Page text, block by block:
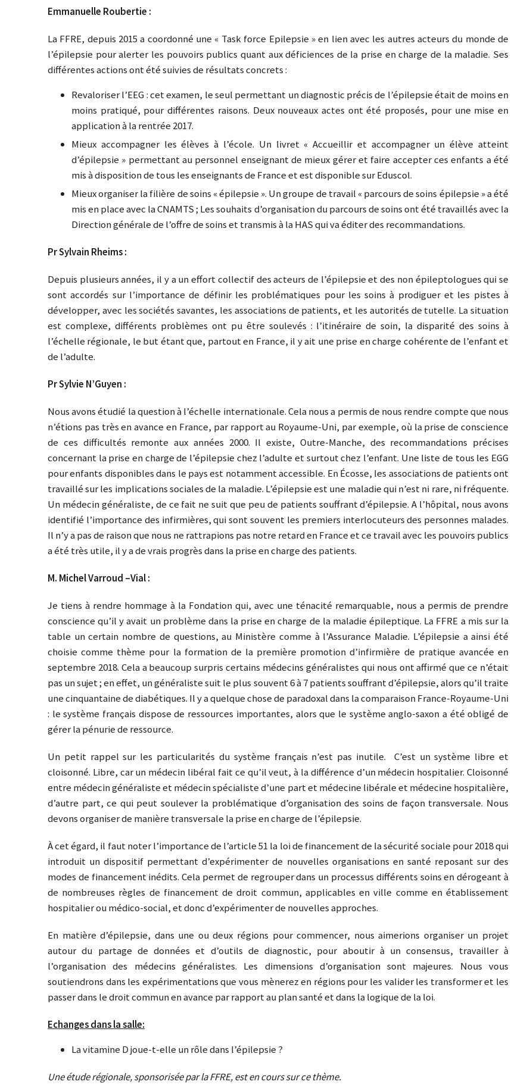
Emmanuelle Roubertie :
La FFRE, depuis 2015 a coordonné une « Task force Epilepsie » en lien avec les autres acteurs du monde de
l’épilepsie pour alerter les pouvoirs publics quant aux déficiences de la prise en charge de la maladie. Ses
différentes actions ont été suivies de résultats concrets :
Revaloriser l’EEG : cet examen, le seul permettant un diagnostic précis de l’épilepsie était de moins en
moins pratiqué, pour différentes raisons. Deux nouveaux actes ont été proposés, pour une mise en
application à la rentrée 2017.
Mieux accompagner les élèves à l’école. Un livret « Accueillir et accompagner un élève atteint
d’épilepsie » permettant au personnel enseignant de mieux gérer et faire accepter ces enfants a été
mis à disposition de tous les enseignants de France et est disponible sur Eduscol.
Mieux organiser la filière de soins « épilepsie ». Un groupe de travail « parcours de soins épilepsie » a été
mis en place avec la CNAMTS ; Les souhaits d’organisation du parcours de soins ont été travaillés avec la
Direction générale de l’offre de soins et transmis à la HAS qui va éditer des recommandations.
Pr Sylvain Rheims :
Depuis plusieurs années, il y a un effort collectif des acteurs de l’épilepsie et des non épileptologues qui se
sont accordés sur l’importance de définir les problématiques pour les soins à prodiguer et les pistes à
développer, avec les sociétés savantes, les associations de patients, et les autorités de tutelle. La situation
est complexe, différents problèmes ont pu être soulevés : l’itinéraire de soin, la disparité des soins à
l’échelle régionale, le but étant que, partout en France, il y ait une prise en charge cohérente de l’enfant et
de l’adulte.
Pr Sylvie N’Guyen :
Nous avons étudié la question à l’échelle internationale. Cela nous a permis de nous rendre compte que nous
n’étions pas très en avance en France, par rapport au Royaume-Uni, par exemple, où la prise de conscience
de ces difficultés remonte aux années 2000. Il existe, Outre-Manche, des recommandations précises
concernant la prise en charge de l’épilepsie chez l’adulte et surtout chez l’enfant. Une liste de tous les EGG
pour enfants disponibles dans le pays est notamment accessible. En Écosse, les associations de patients ont
travaillé sur les implications sociales de la maladie. L’épilepsie est une maladie qui n’est ni rare, ni fréquente.
Un médecin généraliste, de ce fait ne suit que peu de patients souffrant d’épilepsie. A l’hôpital, nous avons
identifié l’importance des infirmières, qui sont souvent les premiers interlocuteurs des personnes malades.
Il n’y a pas de raison que nous ne rattrapions pas notre retard en France et ce travail avec les pouvoirs publics
a été très utile, il y a de vrais progrès dans la prise en charge des patients.
M. Michel Varroud –Vial :
Je tiens à rendre hommage à la Fondation qui, avec une ténacité remarquable, nous a permis de prendre
conscience qu’il y avait un problème dans la prise en charge de la maladie épileptique. La FFRE a mis sur la
table un certain nombre de questions, au Ministère comme à l’Assurance Maladie. L’épilepsie a ainsi été
choisie comme thème pour la formation de la première promotion d’infirmière de pratique avancée en
septembre 2018. Cela a beaucoup surpris certains médecins généralistes qui nous ont affirmé que ce n’était
pas un sujet ; en effet, un généraliste suit le plus souvent 6 à 7 patients souffrant d’épilepsie, alors qu’il traite
une cinquantaine de diabétiques. Il y a quelque chose de paradoxal dans la comparaison France-Royaume-Uni
: le système français dispose de ressources importantes, alors que le système anglo-saxon a été obligé de
gérer la pénurie de ressource.
Un petit rappel sur les particularités du système français n’est pas inutile. C’est un système libre et
cloisonné. Libre, car un médecin libéral fait ce qu’il veut, à la différence d’un médecin hospitalier. Cloisonné
entre médecin généraliste et médecin spécialiste d’une part et médecine libérale et médecine hospitalière,
d’autre part, ce qui peut soulever la problématique d’organisation des soins de façon transversale. Nous
devons organiser de manière transversale la prise en charge de l’épilepsie.
À cet égard, il faut noter l’importance de l’article 51 la loi de financement de la sécurité sociale pour 2018 qui
introduit un dispositif permettant d’expérimenter de nouvelles organisations en santé reposant sur des
modes de financement inédits. Cela permet de regrouper dans un processus différents soins en dérogeant à
de nombreuses règles de financement de droit commun, applicables en ville comme en établissement
hospitalier ou médico-social, et donc d’expérimenter de nouvelles approches.
En matière d’épilepsie, dans une ou deux régions pour commencer, nous aimerions organiser un projet
autour du partage de données et d’outils de diagnostic, pour aboutir à un consensus, travailler à
l’organisation des médecins généralistes. Les dimensions d’organisation sont majeures. Nous vous
soutiendrons dans les expérimentations que vous mènerez en régions pour les valider les transformer et les
passer dans le droit commun en avance par rapport au plan santé et dans la logique de la loi.
Echanges dans la salle:
La vitamine D joue-t-elle un rôle dans l’épilepsie ?
Une étude régionale, sponsorisée par la FFRE, est en cours sur ce thème.